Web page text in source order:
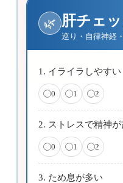
🌿 肝チェ
巡り・自律神経
1. イライラしやすい
0 1 2
2. ストレスで精神
0 1 2
3. ため息が多い